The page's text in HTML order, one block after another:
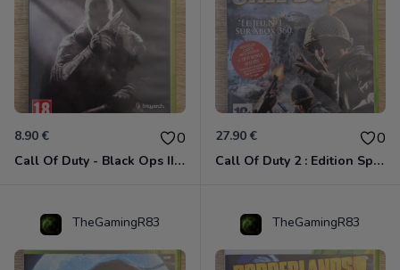
8.90 € 0
Call Of Duty - Black Ops II Xbox 360
27.90 € 0
Call Of Duty 2 : Edition Spéciale Xbox 360 GOTY
TheGamingR83 TheGamingR83